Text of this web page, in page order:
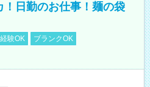
日勤のお仕事！麺の袋
験OK
ブランクOK